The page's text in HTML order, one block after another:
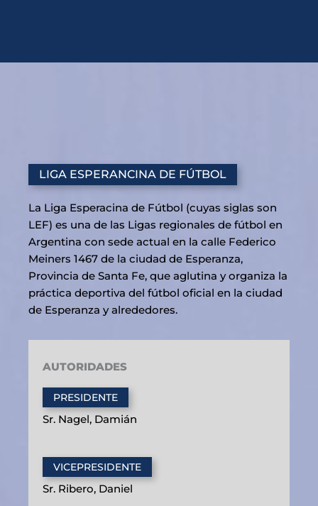
LIGA ESPERANCINA DE FÚTBOL
La Liga Esperacina de Fútbol (cuyas siglas son
LEF) es una de las Ligas regionales de fútbol en
Argentina con sede actual en la calle Federico
Meiners 1467 de la ciudad de Esperanza,
Provincia de Santa Fe, que aglutina y organiza la
práctica deportiva del fútbol oficial en la ciudad
de Esperanza y alrededores.
AUTORIDADES
PRESIDENTE
Sr. Nagel, Damián
VICEPRESIDENTE
Sr. Ribero, Daniel